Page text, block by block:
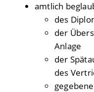
amtlich
des
der
Anlage
der
des